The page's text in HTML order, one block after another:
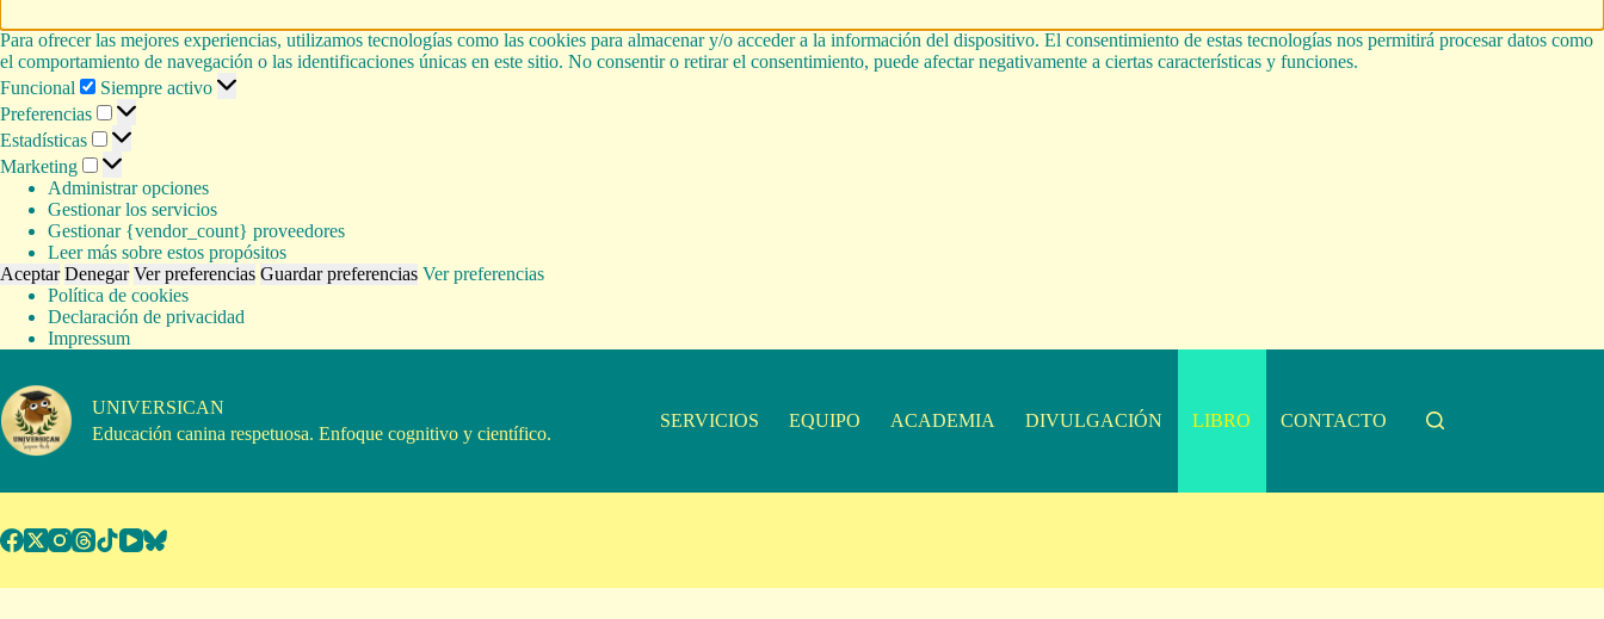
Para ofrecer las mejores experiencias, utilizamos tecnologías como las cookies para almacenar y/o acceder a la información del dispositivo. El consentimiento de estas tecnologías nos permitirá procesar datos como
el comportamiento de navegación o las identificaciones únicas en este sitio. No consentir o retirar el consentimiento, puede afectar negativamente a ciertas características y funciones.
Funcional
Funcional
Siempre activo
Preferencias
Preferencias
Estadísticas Estadísticas
Marketing Marketing
Administrar opciones
Gestionar los servicios
Gestionar {vendor_count} proveedores
Leer más sobre estos propósitos
Aceptar Denegar Ver preferencias Guardar preferencias Ver preferencias
Política de cookies
Declaración de privacidad
Impressum
contenido
UNIVERSICAN
Educación canina respetuosa. Enfoque cognitivo y científico.
SERVICIOS EQUIPO ACADEMIA DIVULGACIÓN LIBRO CONTACTO